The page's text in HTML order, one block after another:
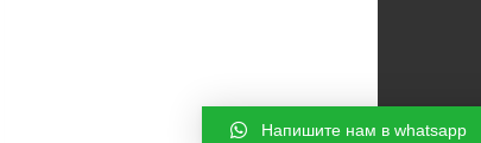
Напишите нам в whatsapp